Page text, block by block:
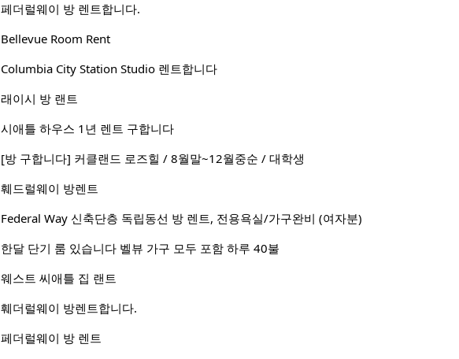
페더럴웨이 방 렌트합니다.
Bellevue Room Rent
Columbia City Station Studio 렌트합니다
래이시 방 랜트
시애틀 하우스 1년 렌트 구합니다
[방 구합니다] 커클랜드 로즈힐 / 8월말~12월중순 / 대학생
훼드럴웨이 방렌트
Federal Way 신축단층 독립동선 방 렌트, 전용욕실/가구완비 (여자분)
한달 단기 룸 있습니다 벨뷰 가구 모두 포함 하루 40불
웨스트 씨애틀 집 랜트
훼더럴웨이 방렌트합니다.
페더럴웨이 방 렌트